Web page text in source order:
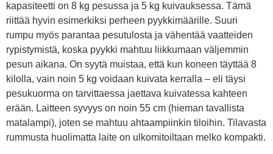
kapasiteetti on 8 kg pesussa ja 5 kg kuivauksessa. Tämä
riittää hyvin esimerkiksi perheen pyykkimäärille. Suuri
rumpu myös parantaa pesutulosta ja vähentää vaatteiden
rypistymistä, koska pyykki mahtuu liikkumaan väljemmin
pesun aikana. On syytä muistaa, että kun koneen täyttää 8
kilolla, vain noin 5 kg voidaan kuivata kerralla – eli täysi
pesukuorma on tarvittaessa jaettava kuivatessa kahteen
erään. Laitteen syvyys on noin 55 cm (hieman tavallista
matalampi), joten se mahtuu ahtaampiinkin tiloihin. Tilavasta
rummusta huolimatta laite on ulkomitoiltaan melko kompakti.